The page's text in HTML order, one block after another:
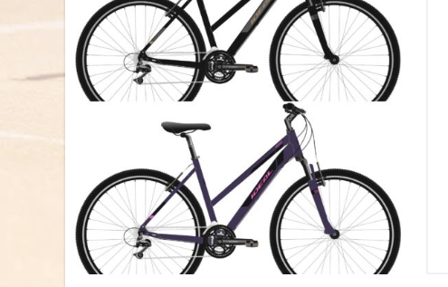
MTB 29″ V-BRAKE
MTB 29″ SCOTT CARBON
CROSS-COUNTRY
TRAIL
ENDURO